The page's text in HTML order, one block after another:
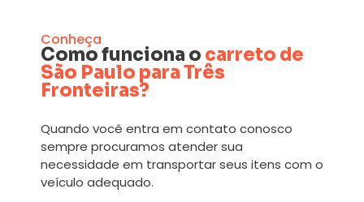
Conheça
Como funciona o carreto de
São Paulo para Três
Fronteiras?
Quando você entra em contato conosco
sempre procuramos atender sua
necessidade em transportar seus itens com o
veículo adequado.